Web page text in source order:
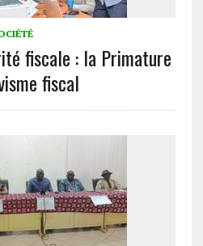
fiscale : la Primature
fiscal